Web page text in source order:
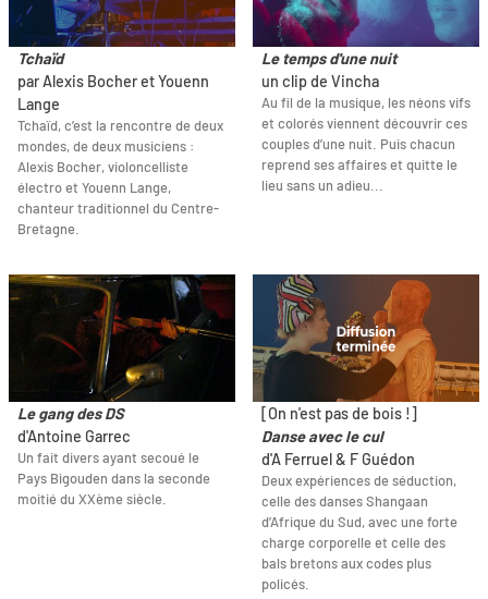
Tchaïd
par Alexis Bocher et Youenn
Lange
Tchaïd, c’est la rencontre de deux
mondes, de deux musiciens :
Alexis Bocher, violoncelliste
électro et Youenn Lange,
chanteur traditionnel du Centre-
Bretagne.
Le temps d'une nuit
un clip de Vincha
Au fil de la musique, les néons vifs
et colorés viennent découvrir ces
couples d’une nuit. Puis chacun
reprend ses affaires et quitte le
lieu sans un adieu...
Le gang des DS
d'Antoine Garrec
Un fait divers ayant secoué le
Pays Bigouden dans la seconde
moitié du XXème siècle.
[On n'est pas de bois !]
Danse avec le cul
d'A Ferruel & F Guédon
Deux expériences de séduction,
celle des danses Shangaan
d’Afrique du Sud, avec une forte
charge corporelle et celle des
bals bretons aux codes plus
policés.